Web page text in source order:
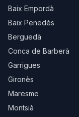
Baix Empordà
Baix Penedès
Berguedà
Conca de Barberà
Garrigues
Gironès
Maresme
Montsià